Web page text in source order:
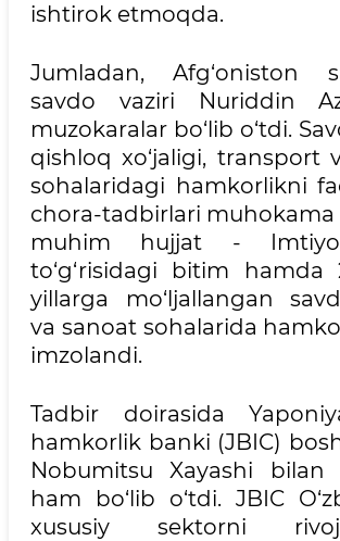
ishtirok etmoqda.
Jumladan, Afg‘oniston
savdo vaziri Nuriddin
muzokaralar bo‘lib o‘tdi.
qishloq xo‘jaligi, transport
sohalaridagi hamkorlikni
chora-tadbirlari muhokama
muhim hujjat -
to‘g‘risidagi bitim hamda
yillarga mo‘ljallangan
va sanoat sohalarida
imzolandi.
Tadbir doirasida
hamkorlik banki (JBIC)
Nobumitsu Xayashi bilan
ham bo‘lib o‘tdi. JBIC
xususiy sektorni